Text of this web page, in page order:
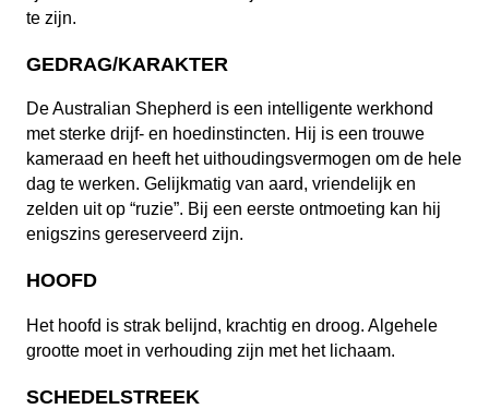
te zijn.
GEDRAG/KARAKTER
De Australian Shepherd is een intelligente werkhond
met sterke drijf- en hoedinstincten. Hij is een trouwe
kameraad en heeft het uithoudingsvermogen om de hele
dag te werken. Gelijkmatig van aard, vriendelijk en
zelden uit op “ruzie”. Bij een eerste ontmoeting kan hij
enigszins gereserveerd zijn.
HOOFD
Het hoofd is strak belijnd, krachtig en droog. Algehele
grootte moet in verhouding zijn met het lichaam.
SCHEDELSTREEK